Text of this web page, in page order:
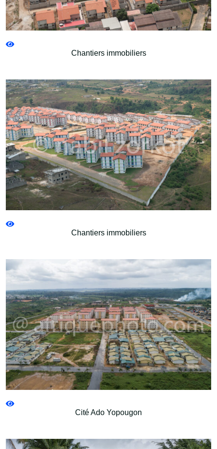
Chantiers immobiliers
Chantiers immobiliers
Cité Ado Yopougon